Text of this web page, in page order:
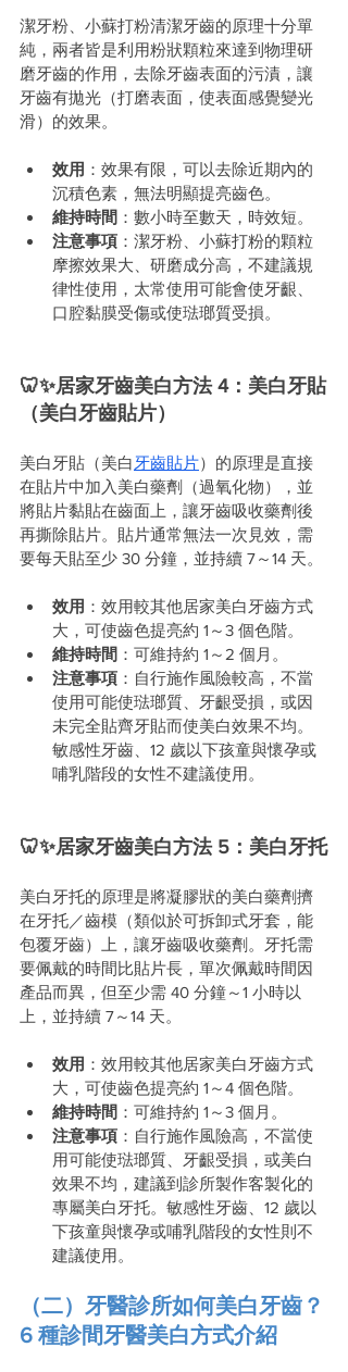
潔牙粉、小蘇打粉清潔牙齒的原理十分單
純，兩者皆是利用粉狀顆粒來達到物理研
磨牙齒的作用，去除牙齒表面的污漬，讓
牙齒有拋光（打磨表面，使表面感覺變光
滑）的效果。
效用 ：效果有限，可以去除近期內的
沉積色素，無法明顯提亮齒色。
維持時間 ：數小時至數天，時效短。
注意事項 ：潔牙粉、小蘇打粉的顆粒
摩擦效果大、研磨成分高，不建議規
律性使用，太常使用可能會使牙齦、
口腔黏膜受傷或使琺瑯質受損。
🦷✨居家牙齒美白方法 4：美白牙貼
（美白牙齒貼片）
美白牙貼（美白 牙齒貼片）的原理是直接
在貼片中加入美白藥劑（過氧化物），並
將貼片黏貼在齒面上，讓牙齒吸收藥劑後
再撕除貼片。貼片通常無法一次見效，需
要每天貼至少 30 分鐘，並持續 7～14 天。
效用 ：效用較其他居家美白牙齒方式
大，可使齒色提亮約 1～3 個色階。
維持時間 ：可維持約 1～2 個月。
注意事項 ：自行施作風險較高，不當
使用可能使琺瑯質、牙齦受損，或因
未完全貼齊牙貼而使美白效果不均。
敏感性牙齒、12 歲以下孩童與懷孕或
哺乳階段的女性不建議使用。
🦷✨居家牙齒美白方法 5：美白牙托
美白牙托的原理是將凝膠狀的美白藥劑擠
在牙托／齒模（類似於可拆卸式牙套，能
包覆牙齒）上，讓牙齒吸收藥劑。牙托需
要佩戴的時間比貼片長，單次佩戴時間因
產品而異，但至少需 40 分鐘～1 小時以
上，並持續 7～14 天。
效用 ：效用較其他居家美白牙齒方式
大，可使齒色提亮約 1～4 個色階。
維持時間 ：可維持約 1～3 個月。
注意事項 ：自行施作風險高，不當使
用可能使琺瑯質、牙齦受損，或美白
效果不均，建議到診所製作客製化的
專屬美白牙托。敏感性牙齒、12 歲以
下孩童與懷孕或哺乳階段的女性則不
建議使用。
（二）牙醫診所如何美白牙齒？
6 種診間牙醫美白方式介紹